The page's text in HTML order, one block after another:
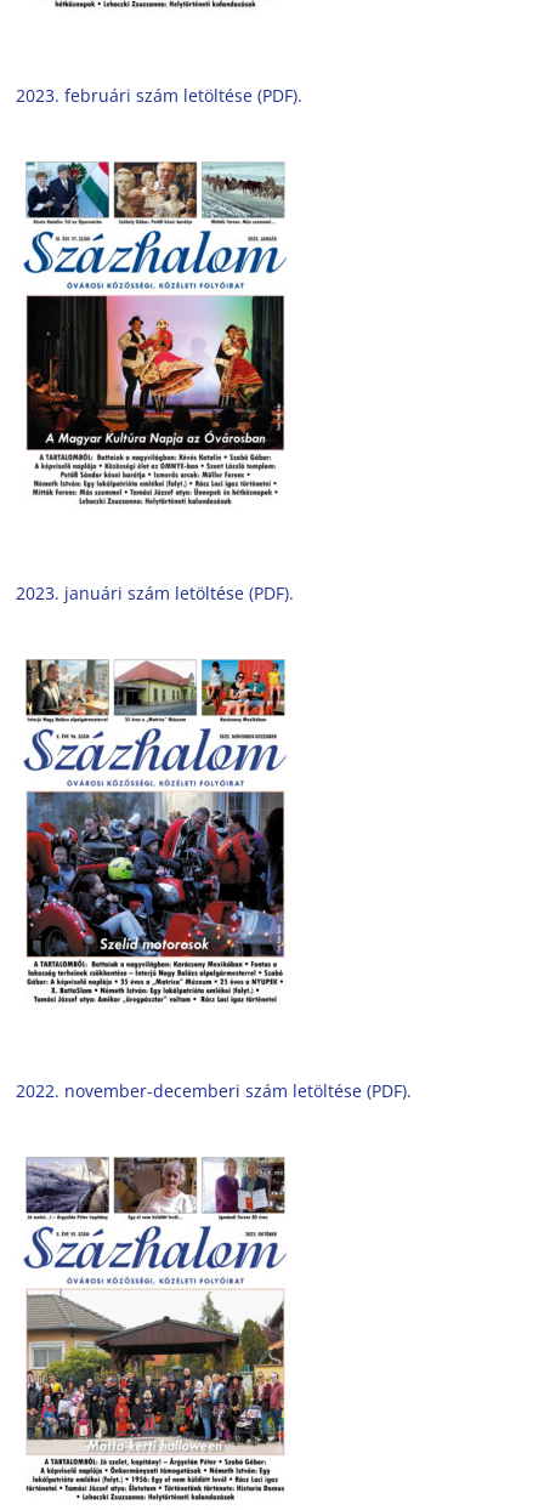
2023. februári szám letöltése (PDF).
2023. januári szám letöltése (PDF).
2022. november-decemberi szám letöltése (PDF).